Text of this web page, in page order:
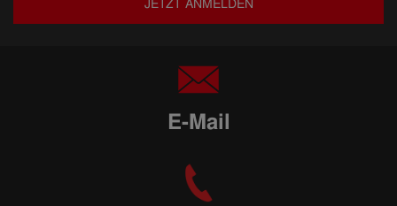
JETZT ANMELDEN
E-Mail